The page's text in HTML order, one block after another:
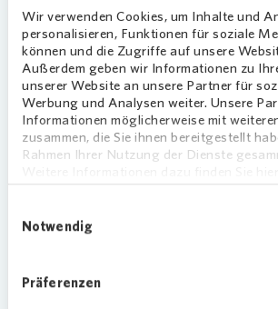
Wir verwenden Cookies, um Inhalte und
personalisieren, Funktionen für soziale
können und die Zugriffe auf unsere
Außerdem geben wir Informationen zu
unserer Website an unsere Partner für
Werbung und Analysen weiter. Unsere
Informationen möglicherweise mit
zusammen, die Sie ihnen bereitgestellt
Rahmen Ihrer Nutzung der Dienste
Notwendig
Präferenzen
2.000 Euro zur Verfügung gestellt.
„Wenn die Menschen in der
Situation nicht im Rahmen eines
zusammenkommen können, dann
eben den Menschen ein Fest nach
Herbstleuchten fand mit
Livemusik direkt vor der Haustür der
„Mit Einbruch der Dunkelheit wurden
einzelnen Hofkonzerte waren
noch akuten Pandemie so